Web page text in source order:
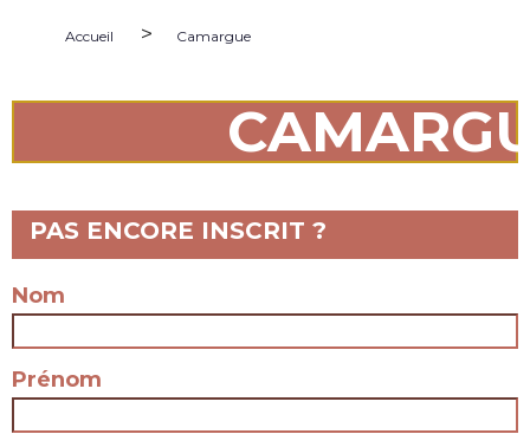
Accueil > Camargue
PAS ENCORE INSCRIT ?
Nom
Prénom